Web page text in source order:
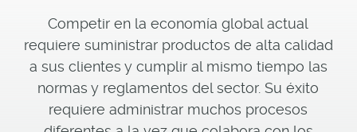
Competir en la economía global actual
requiere suministrar productos de alta calidad
a sus clientes y cumplir al mismo tiempo las
normas y reglamentos del sector. Su éxito
requiere administrar muchos procesos